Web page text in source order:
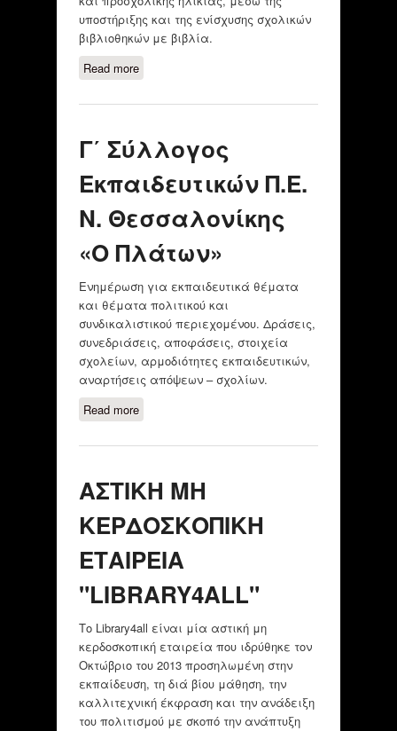
υποστήριξης και της ενίσχυσης σχολικών
βιβλιοθηκών με βιβλία.
Read moreabout Library4all
Γ΄ Σύλλογος
Εκπαιδευτικών Π.Ε.
Ν. Θεσσαλονίκης
«Ο Πλάτων»
Ενημέρωση για εκπαιδευτικά θέματα
και θέματα πολιτικού και
συνδικαλιστικού περιεχομένου. Δράσεις,
συνεδριάσεις, αποφάσεις, στοιχεία
σχολείων, αρμοδιότητες εκπαιδευτικών,
αναρτήσεις απόψεων – σχολίων.
Read moreabout Γ΄ Σύλλογος Εκπαιδευτικών
Πλάτων»
ΑΣΤΙΚΗ ΜΗ
ΚΕΡΔΟΣΚΟΠΙΚΗ
ΕΤΑΙΡΕΙΑ
"LIBRARY4ALL"
Το Library4all είναι μία αστική μη
κερδοσκοπική εταιρεία που ιδρύθηκε τον
Οκτώβριο του 2013 προσηλωμένη στην
εκπαίδευση, τη διά βίου μάθηση, την
καλλιτεχνική έκφραση και την ανάδειξη
του πολιτισμού με σκοπό την ανάπτυξη